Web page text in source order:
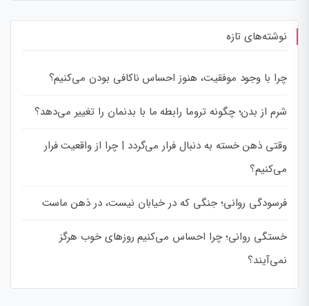
نوشته‌های تازه
چرا با وجود موفقیت، هنوز احساس ناکافی بودن می‌کنیم؟
شرم از بدن؛ چگونه تروما رابطه ما با بدنمان را تغییر می‌دهد؟
وقتی ذهن خسته به دنبال فرار می‌گردد | چرا از واقعیت فرار
می‌کنیم؟
فرسودگی روانی؛ جنگی که در خیابان نیست، در ذهن ماست
خستگی روانی؛ چرا احساس می‌کنیم روزهای خوب هرگز
نمی‌آیند؟